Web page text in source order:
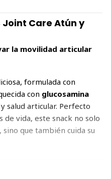
Joint Care Atún y
la movilidad articular
formulada con
con glucosamina
salud articular. Perfecto
de vida, este snack no solo
que también cuida su